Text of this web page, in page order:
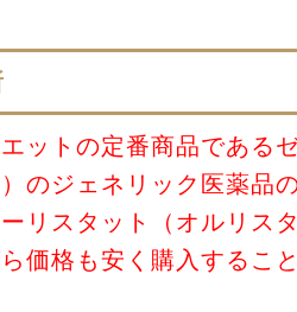
ットの定番商品である
のジェネリック医薬品
リスタット（オルリス
価格も安く購入するこ